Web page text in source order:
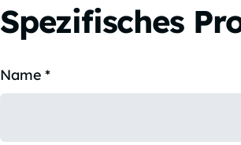
Spezifisches
Name *